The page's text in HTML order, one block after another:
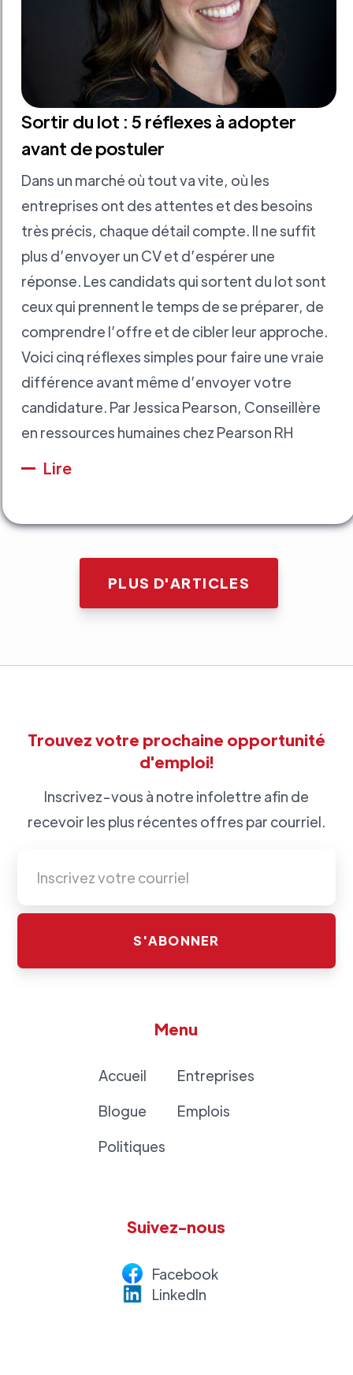
Sortir du lot : 5 réflexes à adopter
avant de postuler
Dans un marché où tout va vite, où les
entreprises ont des attentes et des besoins
très précis, chaque détail compte. Il ne suffit
plus d’envoyer un CV et d’espérer une
réponse. Les candidats qui sortent du lot sont
ceux qui prennent le temps de se préparer, de
comprendre l’offre et de cibler leur approche.
Voici cinq réflexes simples pour faire une vraie
différence avant même d’envoyer votre
candidature. Par Jessica Pearson, Conseillère
en ressources humaines chez Pearson RH
Lire
PLUS D'ARTICLES
Trouvez votre prochaine opportunité
d'emploi!
Inscrivez-vous à notre infolettre afin de
recevoir les plus récentes offres par courriel.
Menu
Accueil
Blogue
Politiques
Entreprises
Emplois
Suivez-nous
Facebook
LinkedIn